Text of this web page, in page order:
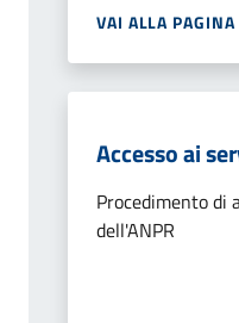
VAI ALLA PAGINA
Accesso ai
Procedimento di
dell'ANPR